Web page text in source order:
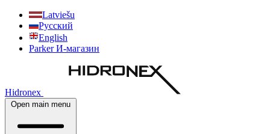
Latviešu
Русский
English
Parker И-магазин
Hidronex
Open main menu